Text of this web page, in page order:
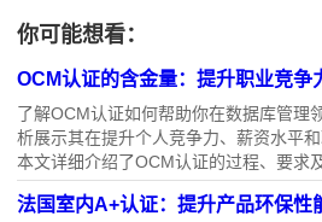
你可能想看：
OCM认证的含金量：提升职业竞争
了解OCM认证如何帮助你在数据库管理
析展示其在提升个人竞争力、薪资水平
本文详细介绍了OCM认证的过程、要求
法国室内A+认证：提升产品环保性